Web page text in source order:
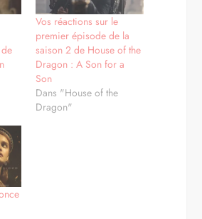
Vos réactions sur le
premier épisode de la
saison 2 de House of the
Dragon : A Son for a
Son
Dans "House of the
Dragon"